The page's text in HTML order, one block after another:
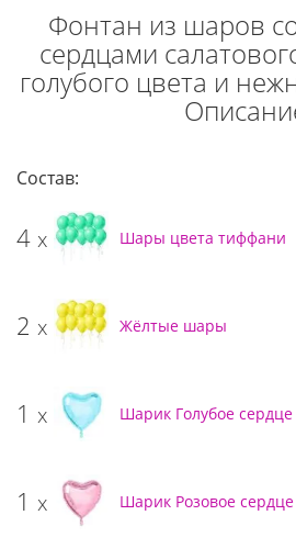
Фонтан из шаров
сердцами
голубого цвета и
Состав:
4 x Шары цвета тиффани
2 x Жёлтые шары
1 x Шарик Голубое сердце
1 x Шарик Розовое сердце